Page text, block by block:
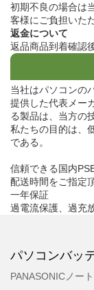
初期不良の場合は
客様にご負担いた
返金について
返品商品到着確認
当社はパソコンの
提供した代表メー
る製品は、当方の
私たちの目的は、
である。
信頼できる国内
配送時間をご指定
一年保証
過電流保護、過充
パソコンバッ
PANASONICノー